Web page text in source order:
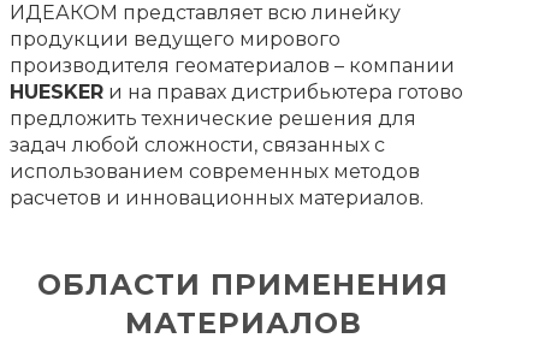
ИДЕАКОМ представляет всю линейку
продукции ведущего мирового
производителя геоматериалов – компании
HUESKER и на правах дистрибьютера готово
предложить технические решения для
задач любой сложности, связанных с
использованием современных методов
расчетов и инновационных материалов.
ОБЛАСТИ ПРИМЕНЕНИЯ
МАТЕРИАЛОВ